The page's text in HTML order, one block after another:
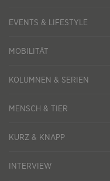
EVENTS & LIFESTYLE
MOBILITÄT
KOLUMNEN & SERIEN
MENSCH & TIER
KURZ & KNAPP
INTERVIEW